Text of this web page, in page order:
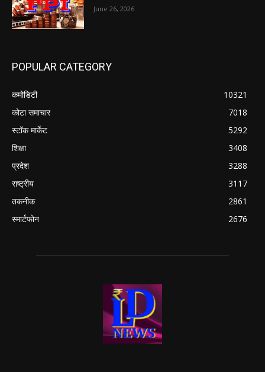
June 26, 2026
POPULAR CATEGORY
कमोडिटी
10321
कोटा समाचार
7018
स्टॉक मार्केट
5292
शिक्षा
3408
प्रदेश
3288
राष्ट्रीय
3117
तकनीक
2861
स्मार्टफोन
2676